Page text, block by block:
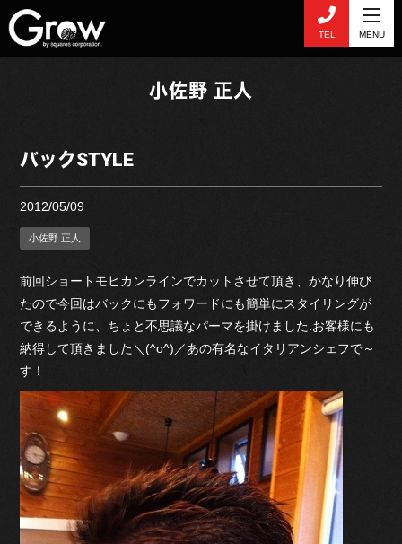
TEL MENU
小佐野 正人
バックSTYLE
2012/05/09
小佐野 正人
前回ショートモヒカンラインでカットさせて頂き、かなり伸び
たので今回はバックにもフォワードにも簡単にスタイリングが
できるように、ちょと不思議なパーマを掛けました.お客様にも
納得して頂きました＼(^o^)／あの有名なイタリアンシェフで～
す！